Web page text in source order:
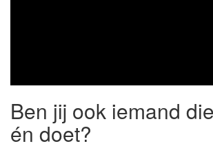
Ben jij ook iemand
én doet?